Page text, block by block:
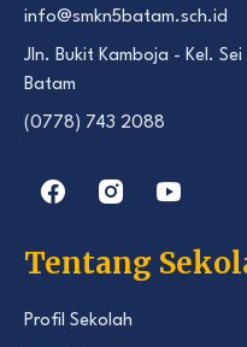
info@smkn5batam.sch.id
Jln. Bukit Kamboja - Kel.
Batam
(0778) 743 2088
Tentang
Profil Sekolah